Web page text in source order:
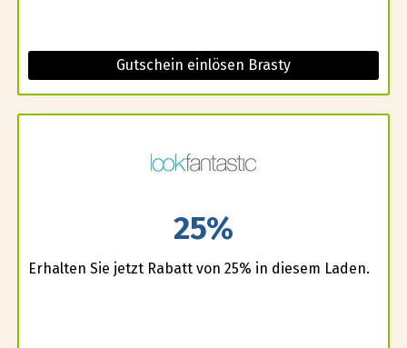
Gutschein einlösen Brasty
25%
Erhalten Sie jetzt Rabatt von 25% in diesem Laden.